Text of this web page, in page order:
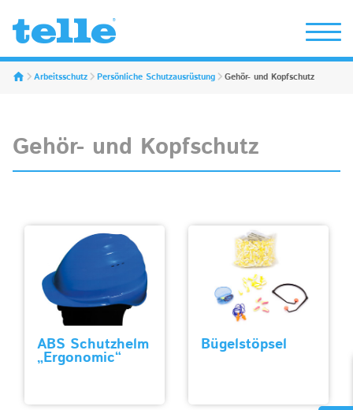
Erwin Telle GmbH
Arbeitsschutz Persönliche Schutzausrüstung Gehör- und Kopfschutz
Gehör- und Kopfschutz
ABS Schutzhelm
„Ergonomic“
Bügelstöpsel